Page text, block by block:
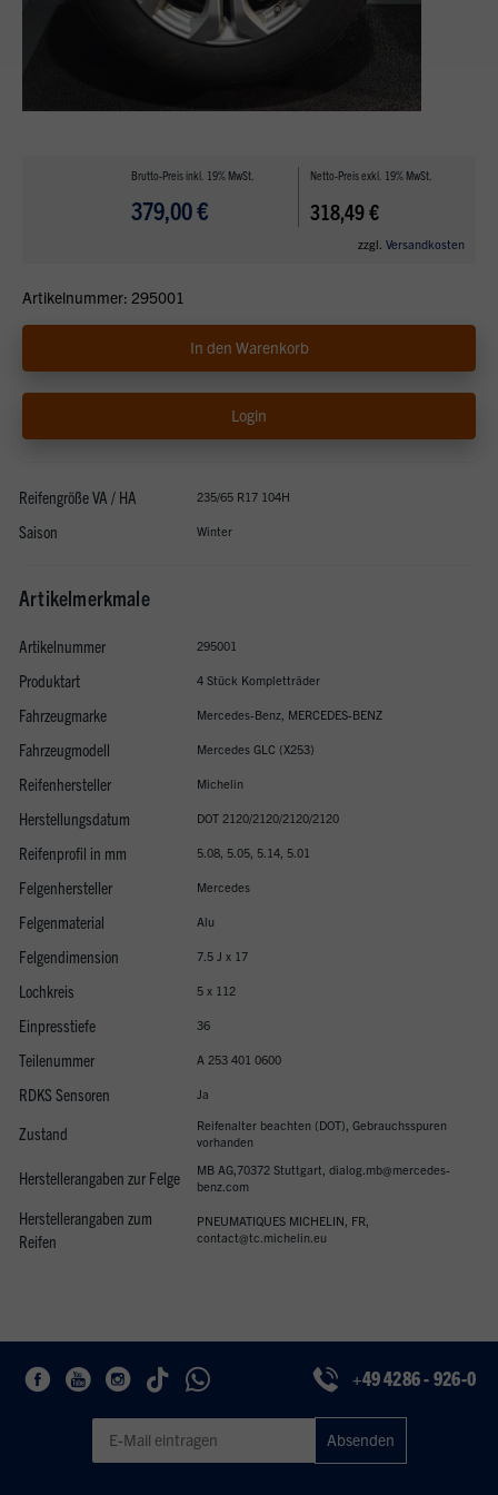
Brutto-Preis inkl. 19% MwSt.
379,00 €
Netto-Preis exkl. 19% MwSt.
318,49 €
zzgl. Versandkosten
Artikelnummer: 295001
In den Warenkorb
Login
Reifengröße VA / HA 235/65 R17 104H
Saison Winter
Artikelmerkmale
Artikelnummer 295001
Produktart 4 Stück Kompletträder
Fahrzeugmarke Mercedes-Benz, MERCEDES-BENZ
Fahrzeugmodell Mercedes GLC (X253)
Reifenhersteller Michelin
Herstellungsdatum DOT 2120/2120/2120/2120
Reifenprofil in mm 5.08, 5.05, 5.14, 5.01
Felgenhersteller Mercedes
Felgenmaterial Alu
Felgendimension 7.5 J x 17
Lochkreis 5 x 112
Einpresstiefe 36
Teilenummer A 253 401 0600
RDKS Sensoren Ja
Zustand
Reifenalter beachten (DOT), Gebrauchsspuren
vorhanden
Herstellerangaben zur Felge
MB AG,70372 Stuttgart, dialog.mb@mercedes-
benz.com
Herstellerangaben zum
Reifen
PNEUMATIQUES MICHELIN, FR,
contact@tc.michelin.eu
+49 4286 - 926-0
Geben Sie eine gültige E-Mail-Adresse für den Newsletter ein